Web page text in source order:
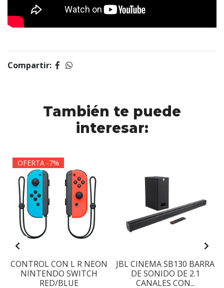
Compartir:
También te puede
interesar:
OFERTA -7%
CONTROL CON L R NEON
NINTENDO SWITCH
RED/BLUE
JBL CINEMA SB130 BARRA
DE SONIDO DE 2.1
CANALES CON...